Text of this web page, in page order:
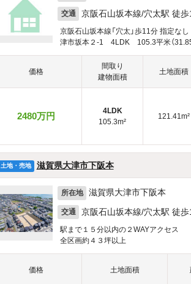
交通 京阪石山坂本線/穴太駅 徒
京阪石山坂本線「穴太」歩11分 指
津市坂本２-1 4LDK 105.3平米（
価格
間取り
建物面積
土地面積
2480万円
4LDK
105.3m²
121.41m²
土地・売地 滋賀県大津市下阪本
所在地 滋賀県大津市下阪本
交通 京阪石山坂本線/穴太駅 徒
駅まで１５分以内の２WAYアクセス
全区画約４３坪以上
価格 土地面積